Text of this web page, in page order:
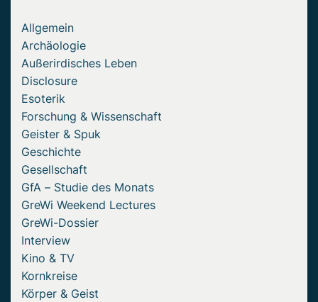
Allgemein
Archäologie
Außerirdisches Leben
Disclosure
Esoterik
Forschung & Wissenschaft
Geister & Spuk
Geschichte
Gesellschaft
GfA – Studie des Monats
GreWi Weekend Lectures
GreWi-Dossier
Interview
Kino & TV
Kornkreise
Körper & Geist